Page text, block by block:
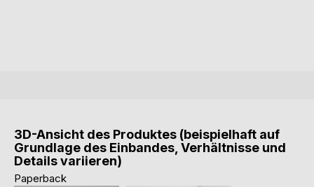
3D-Ansicht des Produktes (beispielhaft auf
Grundlage des Einbandes, Verhältnisse und
Details variieren)
Paperback